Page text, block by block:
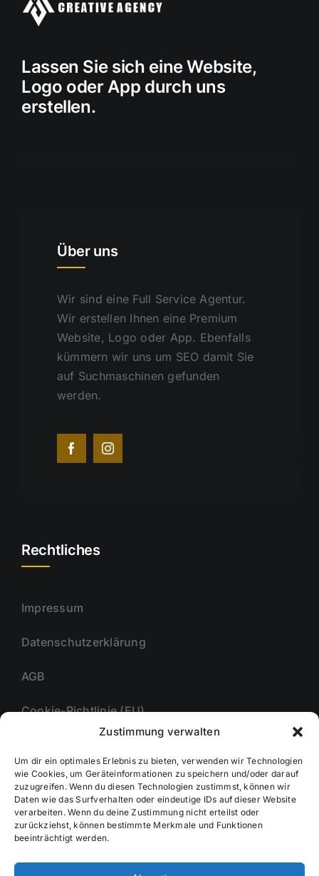
Zustimmung verwalten
Um dir ein optimales Erlebnis zu bieten, verwenden wir Technologien
wie Cookies, um Geräteinformationen zu speichern und/oder darauf
zuzugreifen. Wenn du diesen Technologien zustimmst, können wir
Daten wie das Surfverhalten oder eindeutige IDs auf dieser Website
verarbeiten. Wenn du deine Zustimmung nicht erteilst oder
zurückziehst, können bestimmte Merkmale und Funktionen
beeinträchtigt werden.
Lassen Sie sich eine Website,
Logo oder App durch uns
erstellen.
Über uns
Wir sind eine Full Service Agentur.
Wir erstellen Ihnen eine Premium
Website, Logo oder App. Ebenfalls
kümmern wir uns um SEO damit Sie
auf Suchmaschinen gefunden
werden.
Rechtliches
Impressum
Datenschutzerklärung
AGB
Cookie-Richtlinie (EU)
Unternehmmen
Kontakt